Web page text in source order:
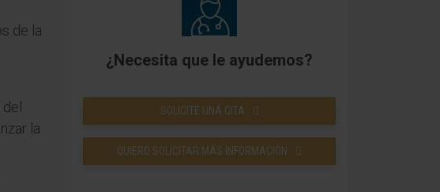
de la
la
¿Necesita que le ayudemos?
SOLICITE UNA CITA
QUIERO SOLICITAR MÁS INFORMACIÓN